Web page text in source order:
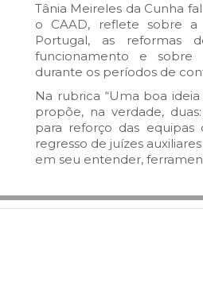
Tânia Meireles da Cunha
o CAAD, reflete sobre a
Portugal, as reformas
funcionamento e sobre
durante os períodos de
Na rubrica “Uma boa
propõe, na verdade,
para reforço das equipas
regresso de juízes
em seu entender,